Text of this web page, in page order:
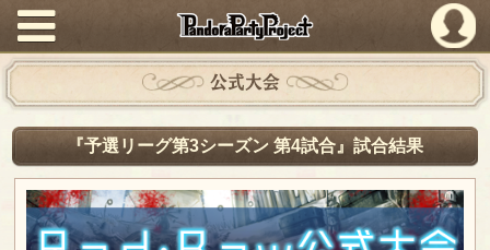
PandoraPartyProject
公式大会
『予選リーグ第3シーズン 第4試合』試合結果